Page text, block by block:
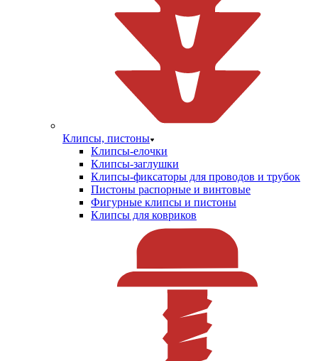
Клипсы, пистоны
Клипсы-елочки
Клипсы-заглушки
Клипсы-фиксаторы для проводов и трубок
Пистоны распорные и винтовые
Фигурные клипсы и пистоны
Клипсы для ковриков